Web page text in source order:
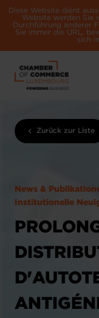
Diese Website dient
Website werden Sie
Durchführung anderer
Sie immer die URL,
sich
Zurück zur Liste
News &
Institutionelle